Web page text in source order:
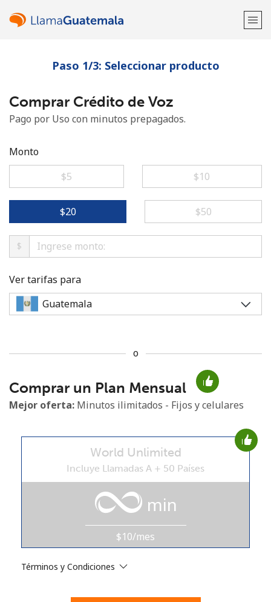
¡Bienvenido!
¿Ya tienes una cuenta?Inicia sesión →
No se ha creado una contraseña
Mínimo 8 caracteres
Una letra mayúscula y una minúscula
Un número
estosTérminos y condiciones.
Paso 1/3: Seleccionar producto
Comprar Crédito de Voz
Pago por Uso con minutos prepagados.
Monto
⁦$5⁩
⁦$10⁩
⁦$20⁩ ⁦$50⁩
$
Ver tarifas para
o
Comprar un Plan Mensual
Mejor oferta: Minutos ilimitados - Fijos y celulares
World Unlimited
Incluye Llamadas A + 50 Países
min
$10/mes
Términos y Condiciones